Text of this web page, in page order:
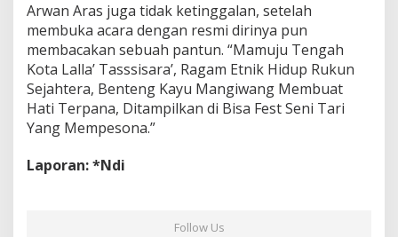
Arwan Aras juga tidak ketinggalan, setelah
membuka acara dengan resmi dirinya pun
membacakan sebuah pantun. “Mamuju Tengah
Kota Lalla’ Tasssisara’, Ragam Etnik Hidup Rukun
Sejahtera, Benteng Kayu Mangiwang Membuat
Hati Terpana, Ditampilkan di Bisa Fest Seni Tari
Yang Mempesona.”
Laporan: *Ndi
Follow Us